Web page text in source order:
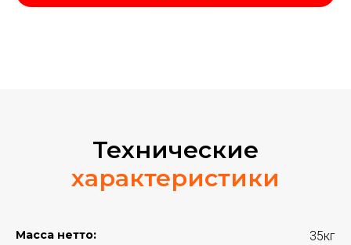
Технические
характеристики
Масса нетто: 35кг